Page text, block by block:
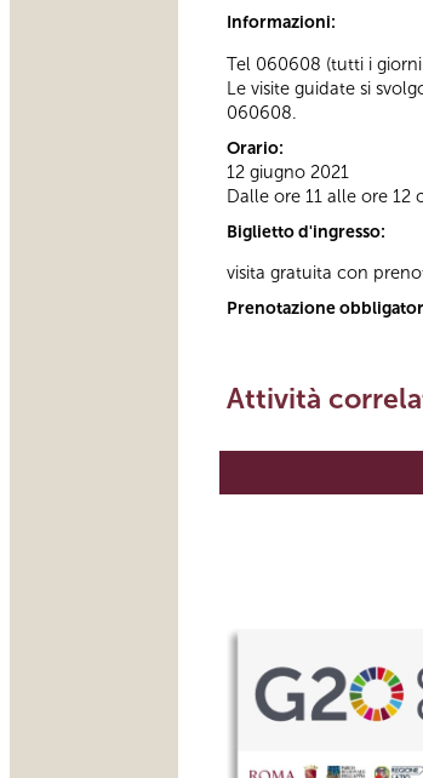
Informazioni:
Tel 060608 (tutti i
Le visite guidate si
060608.
Orario:
12 giugno 2021
Dalle ore 11 alle ore
Biglietto d'ingresso:
visita gratuita con
Prenotazione
Attività